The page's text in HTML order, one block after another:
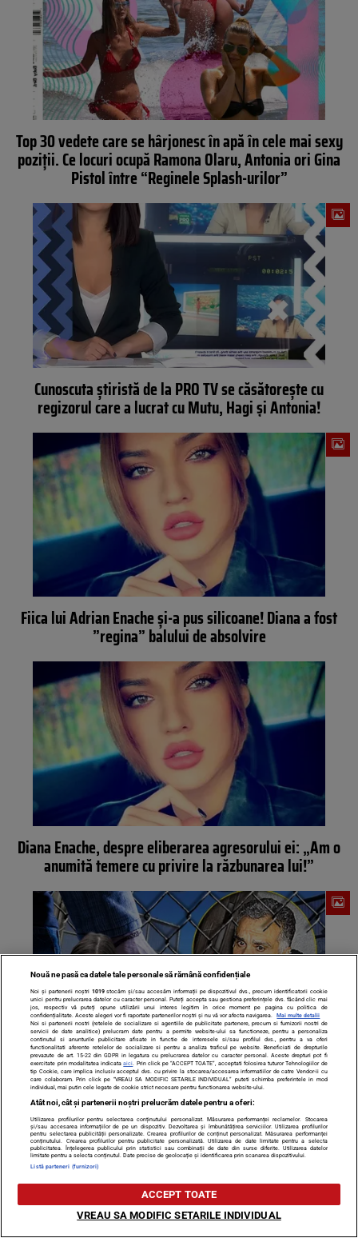
Top 30 vedete care se hârjonesc în apă în cele mai sexy
poziții. Ce locuri ocupă Ramona Olaru, Antonia ori Gina
Pistol între “Reginele Splash-urilor”
Cunoscuta știristă de la PRO TV se căsătorește cu
regizorul care a lucrat cu Mutu, Hagi și Antonia!
Fiica lui Adrian Enache și-a pus silicoane! Diana a fost
”regina” balului de absolvire
Diana Enache, despre eliberarea agresorului ei: „Am o
anumită temere cu privire la răzbunarea lui!”
Breaking news. Agresorul fiicei lui Adrian Enache a fost
eliberat!
Nouă ne pasă ca datele tale personale să rămână confidențiale
Noi și partenerii noștri 1019stocăm și/sau accesăm informații pe dispozitivul dvs., precum identificatorii cookie
unici pentru prelucrarea datelor cu caracter personal. Puteți accepta sau gestiona preferințele dvs. făcând clic mai
jos, respectiv vă puteți opune utilizării unui interes legitim în orice moment pe pagina cu politica de
confidențialitate. Aceste alegeri vor fi raportate partenerilor noștri și nu vă vor afecta navigarea.
Mai multe detalii
Noi si partenerii nostri (retelele de socializare si agentiile de publicitate partenere, precum si furnizorii nostri de
servicii de date analitice) prelucram date pentru a permite website-ului sa functioneze, pentru a personaliza
continutul si anunturile publicitare afisate in functie de interesele si/sau profilul dvs., pentru a va oferi
functionalitati aferente retelelor de socializare si pentru a analiza traficul pe website. Beneficiati de drepturile
prevazute de art. 15-22 din GDPR in legatura cu prelucrarea datelor cu caracter personal. Aceste drepturi pot fi
exercitate prin modalitatea indicataaici . Prin click pe “ACCEPT TOATE”, acceptati folosirea tuturor Tehnologiilor de
tip Cookie, care implica inclusiv acceptul dvs. cu privire la stocarea/accesarea informatiilor de catre Vendor-ii cu
care colaboram. Prin click pe “VREAU SA MODIFIC SETARILE INDIVIDUAL” puteti schimba preferintele in mod
individual, mai putin cele legate de cookie strict necesare pentru functionarea website-ului.
Atât noi, cât și partenerii noștri prelucrăm datele pentru a oferi:
Utilizarea profilurilor pentru selectarea conținutului personalizat. Măsurarea performanței reclamelor. Stocarea
și/sau accesarea informațiilor de pe un dispozitiv. Dezvoltarea și îmbunătățirea serviciilor. Utilizarea profilurilor
pentru selectarea publicității personalizate. Crearea profilurilor de conținut personalizat. Măsurarea performanței
conținutului. Crearea profilurilor pentru publicitate personalizată. Utilizarea de date limitate pentru a selecta
publicitatea. Înțelegerea publicului prin statistici sau combinații de date din surse diferite. Utilizarea datelor
limitate pentru a selecta conținutul. Date precise de geolocație și identificarea prin scanarea dispozitivului.
Listă parteneri (furnizori)
ACCEPT TOATE
VREAU SA MODIFIC SETARILE INDIVIDUAL